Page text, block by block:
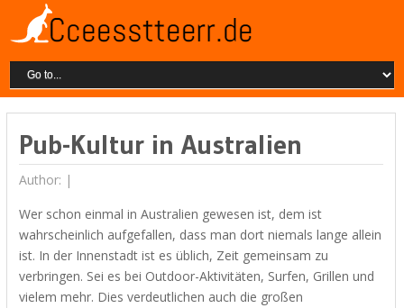
Pub-Kultur in Australien
Author: |
Wer schon einmal in Australien gewesen ist, dem ist
wahrscheinlich aufgefallen, dass man dort niemals lange allein
ist. In der Innenstadt ist es üblich, Zeit gemeinsam zu
verbringen. Sei es bei Outdoor-Aktivitäten, Surfen, Grillen und
vielem mehr. Dies verdeutlichen auch die großen